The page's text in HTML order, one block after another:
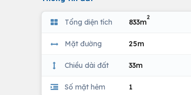
Tổng diện tích 833m
2
Mặt đường 25m
Chiều dài đất 33m
Số mặt hẻm 1